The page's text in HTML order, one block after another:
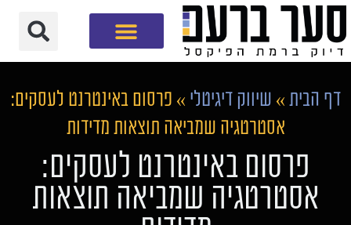
דף הבית » שיווק דיגיטלי » פרסום באינטרנט לעסקים:
אסטרטגיה שמביאה תוצאות מדידות
פרסום באינטרנט לעסקים:
אסטרטגיה שמביאה תוצאות